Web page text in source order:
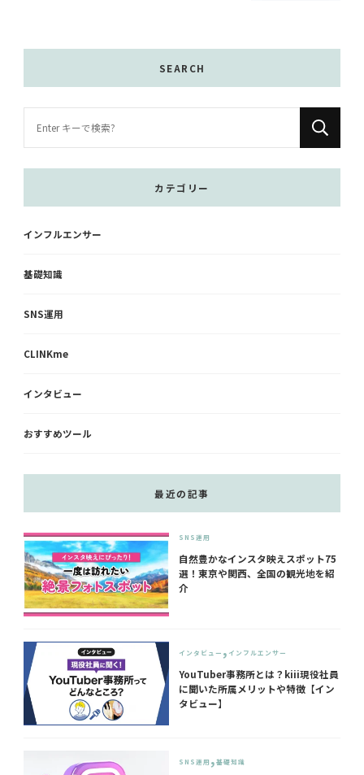
SEARCH
で
?
カテゴリー
インフルエンサー
基礎知識
SNS運用
CLINKme
インタビュー
おすすめツール
最近の記事
SNS運用
自然豊かなインスタ映えスポット75
選！東京や関西、全国の観光地を紹
介
インタビュー インフルエンサー
YouTuber事務所とは？kiii現役社員
に聞いた所属メリットや特徴【イン
タビュー】
SNS運用 基礎知識